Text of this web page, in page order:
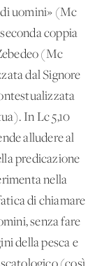
uomini» (Mc
coppia
(Mc
dal Signore
In Lc 5,10
alludere al
predicazione
nella
di chiamare
senza fare
della pesca e